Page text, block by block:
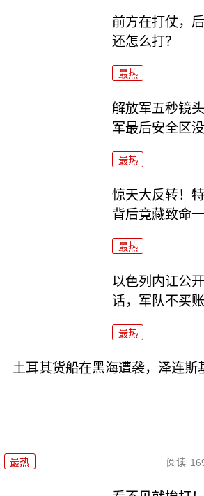
前方在打仗，
还怎么打？
最热
解放军五秒镜
军最后安全区
最热
惊天大反转！
背后竟藏致命
最热
以色列内讧公
话，军队不买账
最热
土耳其货船在黑海遭袭，泽连斯
最热 阅读